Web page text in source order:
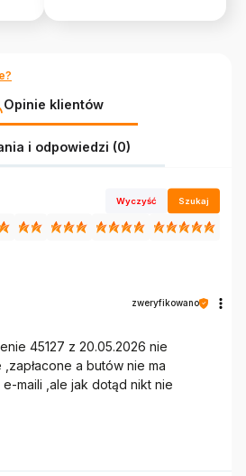
Opinie klientów
i odpowiedzi (0)
Wyczyść Szukaj
zweryfikowano
45127 z 20.05.2026 nie
a butów nie ma
e-maili ,ale jak dotąd nikt nie